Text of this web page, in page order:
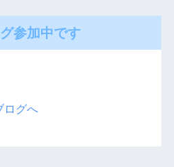
参加中です